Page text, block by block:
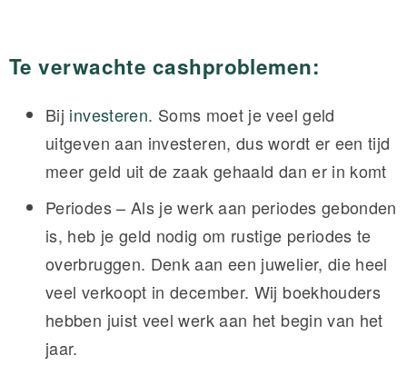
Te verwachte cashproblemen:
Bij investeren. Soms moet je veel geld
uitgeven aan investeren, dus wordt er een tijd
meer geld uit de zaak gehaald dan er in komt
Periodes – Als je werk aan periodes gebonden
is, heb je geld nodig om rustige periodes te
overbruggen. Denk aan een juwelier, die heel
veel verkoopt in december. Wij boekhouders
hebben juist veel werk aan het begin van het
jaar.